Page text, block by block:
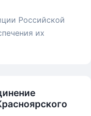
Российской
их